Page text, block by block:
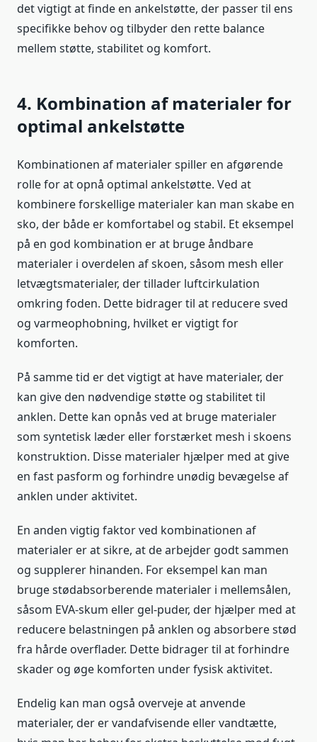
det vigtigt at finde en ankelstøtte, der passer til ens
specifikke behov og tilbyder den rette balance
mellem støtte, stabilitet og komfort.
4. Kombination af materialer for
optimal ankelstøtte
Kombinationen af materialer spiller en afgørende
rolle for at opnå optimal ankelstøtte. Ved at
kombinere forskellige materialer kan man skabe en
sko, der både er komfortabel og stabil. Et eksempel
på en god kombination er at bruge åndbare
materialer i overdelen af skoen, såsom mesh eller
letvægtsmaterialer, der tillader luftcirkulation
omkring foden. Dette bidrager til at reducere sved
og varmeophobning, hvilket er vigtigt for
komforten.
På samme tid er det vigtigt at have materialer, der
kan give den nødvendige støtte og stabilitet til
anklen. Dette kan opnås ved at bruge materialer
som syntetisk læder eller forstærket mesh i skoens
konstruktion. Disse materialer hjælper med at give
en fast pasform og forhindre unødig bevægelse af
anklen under aktivitet.
En anden vigtig faktor ved kombinationen af
materialer er at sikre, at de arbejder godt sammen
og supplerer hinanden. For eksempel kan man
bruge stødabsorberende materialer i mellemsålen,
såsom EVA-skum eller gel-puder, der hjælper med at
reducere belastningen på anklen og absorbere stød
fra hårde overflader. Dette bidrager til at forhindre
skader og øge komforten under fysisk aktivitet.
Endelig kan man også overveje at anvende
materialer, der er vandafvisende eller vandtætte,